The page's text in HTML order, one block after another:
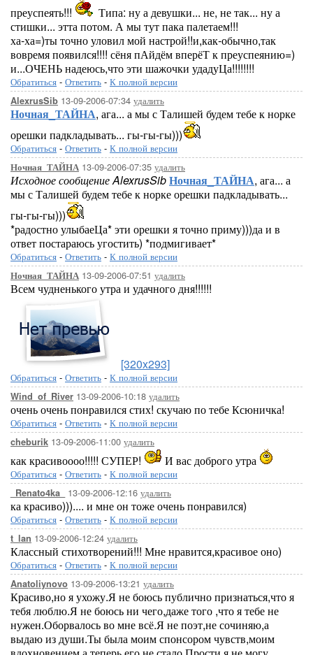
преуспеять!!!
Типа: ну а девушки... не, не так... ну а
стишки... этта потом. А мы тут пака палетаем!!!
ха-ха=)ты точно уловил мой настрой!!и,как-обычно,так
вовремя появился!!!! сёня пАйдём вперёТ к преуспеянию=)
и...ОЧЕНЬ надеюсь,что эти шажочки удадуЦа!!!!!!!!
Обратиться - Ответить - К полной версии
AlexrusSib 13-09-2006-07:34 удалить
Ночная_ТАЙНА, ага... а мы с Талишей будем тебе к норке
орешки падкладывать... гы-гы-гы)))
Обратиться - Ответить - К полной версии
Ночная_ТАЙНА 13-09-2006-07:35 удалить
Исходное сообщение AlexrusSibНочная_ТАЙНА, ага... а
мы с Талишей будем тебе к норке орешки падкладывать...
гы-гы-гы)))
*радостно улыбаеЦа* эти орешки я точно приму)))да и в
ответ постараюсь угостить) *подмигивает*
Обратиться - Ответить - К полной версии
Ночная_ТАЙНА 13-09-2006-07:51 удалить
Всем чудненького утра и удачного дня!!!!!!
[320x293]
Обратиться - Ответить - К полной версии
Wind_of_River 13-09-2006-10:18 удалить
очень очень понравился стих! скучаю по тебе Ксюничка!
Обратиться - Ответить - К полной версии
cheburik 13-09-2006-11:00 удалить
как красивоооо!!!!! СУПЕР! И вас доброго утра
Обратиться - Ответить - К полной версии
_Renato4ka_ 13-09-2006-12:16 удалить
ка красиво))).... и мне он тоже очень понравился)
Обратиться - Ответить - К полной версии
t_lan 13-09-2006-12:24 удалить
Классный стихотворений!!! Мне нравится,красивое оно)
Обратиться - Ответить - К полной версии
Anatoliynovo 13-09-2006-13:21 удалить
Красиво,но я ухожу.Я не боюсь публично признаться,что я
тебя люблю.Я не боюсь ни чего,даже того ,что я тебе не
нужен.Оборвалось во мне всё.Я не поэт,не сочиняю,а
выдаю из души.Ты была моим спонсором чувств,моим